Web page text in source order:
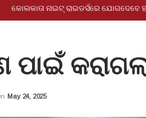
କୋଲକାତା ନାଇଟ୍ ରାଇଡର୍ସରେ ଯୋଗଦେବେ
May 24, 2025